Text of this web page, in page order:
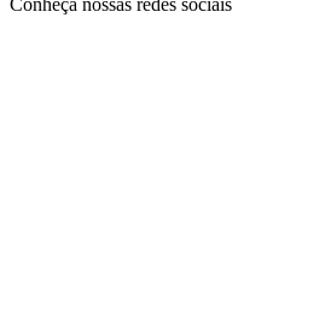
Conheça nossas redes sociais